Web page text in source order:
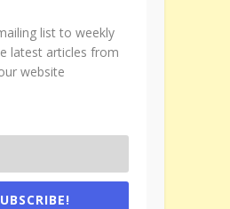
list to weekly
latest articles from
website